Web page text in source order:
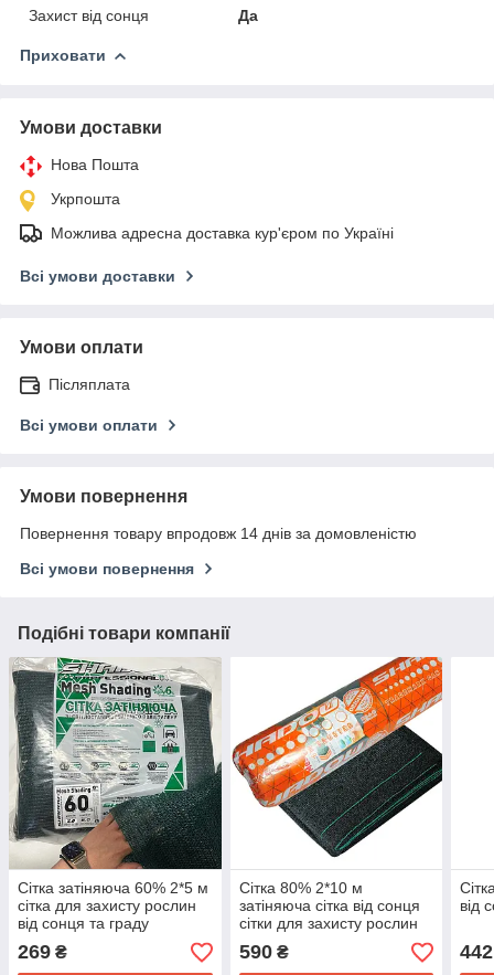
Захист від сонця
Да
Приховати
Умови доставки
Нова Пошта
Укрпошта
Можлива адресна доставка кур'єром по Україні
Всі умови доставки
Умови оплати
Післяплата
Всі умови оплати
Умови повернення
Повернення товару впродовж 14 днів за домовленістю
Всі умови повернення
Подібні товари компанії
Сітка затіняюча 60% 2*5 м
сітка для захисту рослин
від сонця та граду
269 ₴
Сітка 80% 2*10 м
затіняюча сітка від сонця
сітки для захисту рослин
від сонця
590₴
від
442